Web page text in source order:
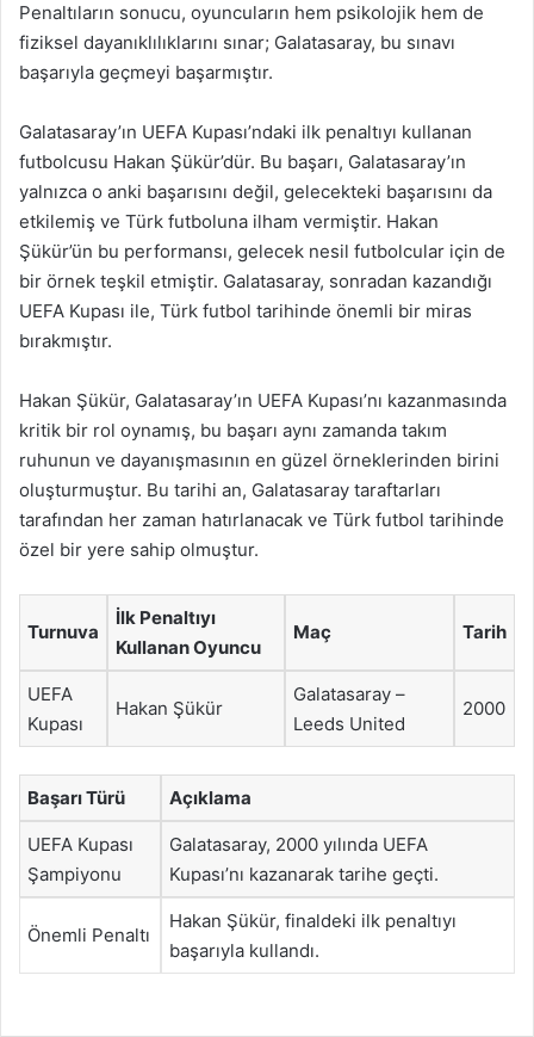
Penaltıların sonucu, oyuncuların hem psikolojik hem de
fiziksel dayanıklılıklarını sınar; Galatasaray, bu sınavı
başarıyla geçmeyi başarmıştır.
Galatasaray’ın UEFA Kupası’ndaki ilk penaltıyı kullanan
futbolcusu Hakan Şükür’dür. Bu başarı, Galatasaray’ın
yalnızca o anki başarısını değil, gelecekteki başarısını da
etkilemiş ve Türk futboluna ilham vermiştir. Hakan
Şükür’ün bu performansı, gelecek nesil futbolcular için de
bir örnek teşkil etmiştir. Galatasaray, sonradan kazandığı
UEFA Kupası ile, Türk futbol tarihinde önemli bir miras
bırakmıştır.
Hakan Şükür, Galatasaray’ın UEFA Kupası’nı kazanmasında
kritik bir rol oynamış, bu başarı aynı zamanda takım
ruhunun ve dayanışmasının en güzel örneklerinden birini
oluşturmuştur. Bu tarihi an, Galatasaray taraftarları
tarafından her zaman hatırlanacak ve Türk futbol tarihinde
özel bir yere sahip olmuştur.
Turnuva
İlk Penaltıyı
Kullanan Oyuncu
Maç Tarih
UEFA
Kupası
Hakan Şükür
Galatasaray –
Leeds United
2000
Başarı Türü Açıklama
UEFA Kupası
Şampiyonu
Galatasaray, 2000 yılında UEFA
Kupası’nı kazanarak tarihe geçti.
Önemli Penaltı
Hakan Şükür, finaldeki ilk penaltıyı
başarıyla kullandı.